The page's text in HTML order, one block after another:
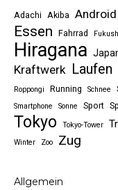
Adachi Akiba Android
Essen Fahrrad
Hiragana
Kraftwerk Laufen
Roppongi
Running Schnee
Smartphone Sonne Sport
Tokyo Tokyo-Tower
Winter Zoo Zug
Allgemein